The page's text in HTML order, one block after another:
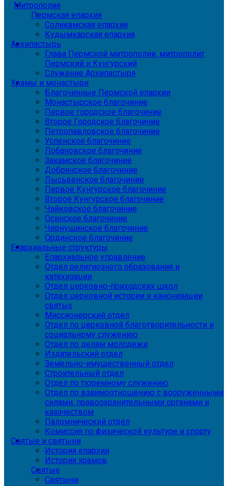
Митрополия
Пермская епархия
Соликамская епархия
Кудымкарская епархия
Архипастырь
Глава Пермской митрополии, митрополит
Пермский и Кунгурский
Служение Архипастыря
Храмы и монастыри
Благочинные Пермской епархии
Монастырское благочиние
Первое городское благочиние
Второе Городское благочиние
Петропавловское благочиние
Успенское благочиние
Лобановское благочиние
Закамское благочиние
Добрянское благочиние
Лысьвенское благочиние
Первое Кунгурское благочиние
Второе Кунгурское благочиние
Чайковское благочиние
Осинское благочиние
Чернушинское благочиние
Ординское благочиние
Епархиальные структуры
Епархиальное управление
Отдел религиозного образования и
катехизации
Отдел церковно-приходских школ
Отдел церковной истории и канонизации
святых
Миссионерский отдел
Отдел по церковной благотворительности и
социальному служению
Отдел по делам молодежи
Издательский отдел
Земельно-имущественный отдел
Строительный отдел
Отдел по тюремному служению
Отдел по взаимоотношению с вооруженными
силами, правоохранительными органами и
казачеством
Паломнический отдел
Комиссия по физической культуре и спорту
Святые и святыни
История епархии
История храмов
Святые
Святыни